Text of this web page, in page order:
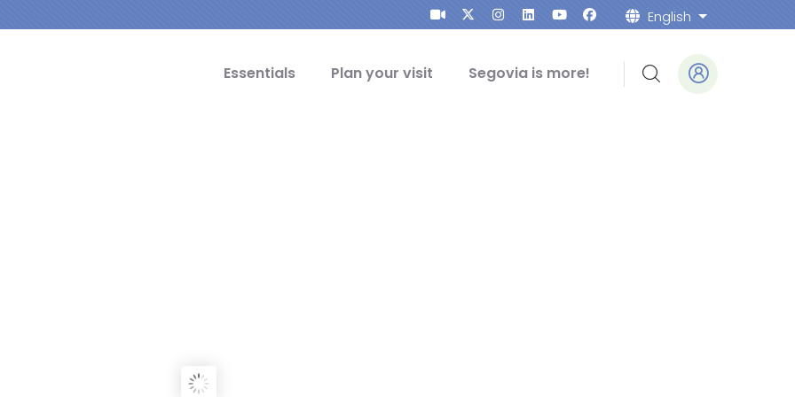
English List
Essentials Plan your visit Segovia is more!